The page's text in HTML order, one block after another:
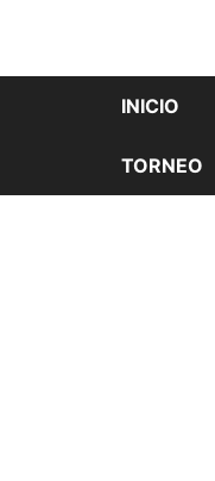
INICIO
TORNEO